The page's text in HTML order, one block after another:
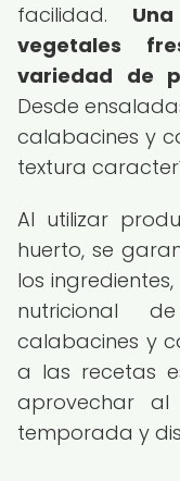
facilidad.
vegetales
variedad de
Desde
calabacines y
textura
Al utilizar
huerto, se
los
nutricional
calabacines y
a las recetas
aprovechar
temporada y